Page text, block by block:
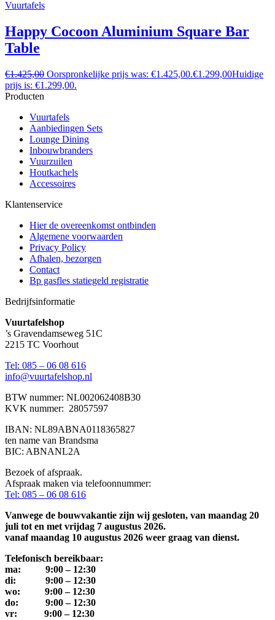
Vuurtafels
Happy Cocoon Aluminium Square Bar
Table
€1.425,00 Oorspronkelijke prijs was: €1.425,00.€1.299,00Huidige
prijs is: €1.299,00.
Producten
Vuurtafels
Aanbiedingen Sets
Lounge Dining
Inbouwbranders
Vuurzuilen
Houtkachels
Accessoires
Klantenservice
Hier de overeenkomst ontbinden
Algemene voorwaarden
Privacy Policy
Afhalen, bezorgen
Contact
Bp gasfles statiegeld registratie
Bedrijfsinformatie
Vuurtafelshop
’s Gravendamseweg 51C
2215 TC Voorhout
Tel: 085 – 06 08 616
info@vuurtafelshop.nl
BTW nummer: NL002062408B30
KVK nummer: 28057597
IBAN: NL89ABNA0118365827
ten name van Brandsma
BIC: ABNANL2A
Bezoek of afspraak.
Afspraak maken via telefoonnummer:
Tel: 085 – 06 08 616
Vanwege de bouwvakantie zijn wij gesloten, van maandag 20
juli tot en met vrijdag 7 augustus 2026.
vanaf maandag 10 augustus 2026 weer graag van dienst.
Telefonisch bereikbaar:
ma: 9:00 – 12:30
di: 9:00 – 12:30
wo: 9:00 – 12:30
do: 9:00 – 12:30
vr: 9:00 – 12:30